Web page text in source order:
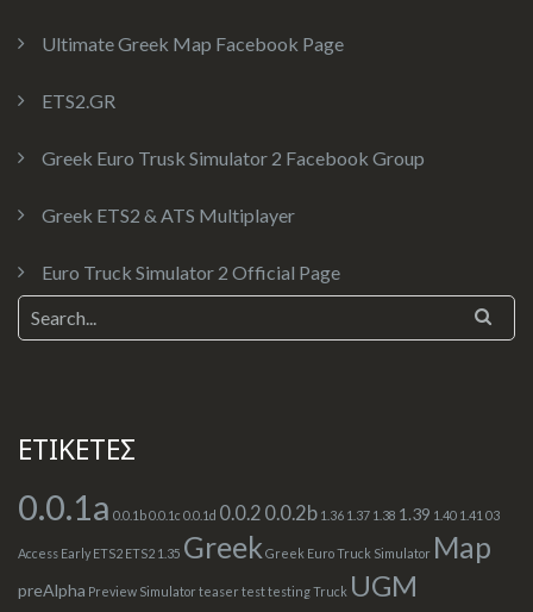
Ultimate Greek Map Facebook Page
ETS2.GR
Greek Euro Trusk Simulator 2 Facebook Group
Greek ETS2 & ATS Multiplayer
Euro Truck Simulator 2 Official Page
ΕΤΙΚΕΤΕΣ
0.0.1a 0.0.1b0.0.1c 0.0.1d 0.0.2 0.0.2b 1.36 1.37 1.38 1.39 1.40 1.41 03
Access Early ETS2 ETS2 1.35 Greek Greek Euro Truck Simulator Map
preAlpha Preview Simulator teaser testtestingTruck UGM